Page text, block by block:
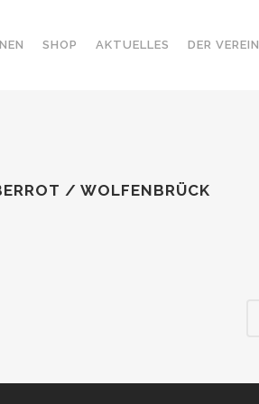
SHOP AKTUELLES DER VEREIN
/ WOLFENBRÜCK